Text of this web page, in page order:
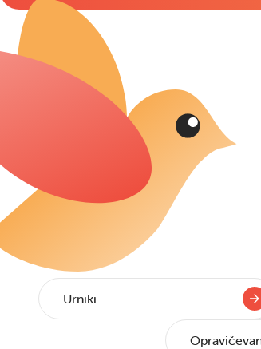
Urniki